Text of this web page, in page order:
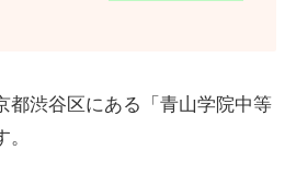
都渋谷区にある「青山学院中等